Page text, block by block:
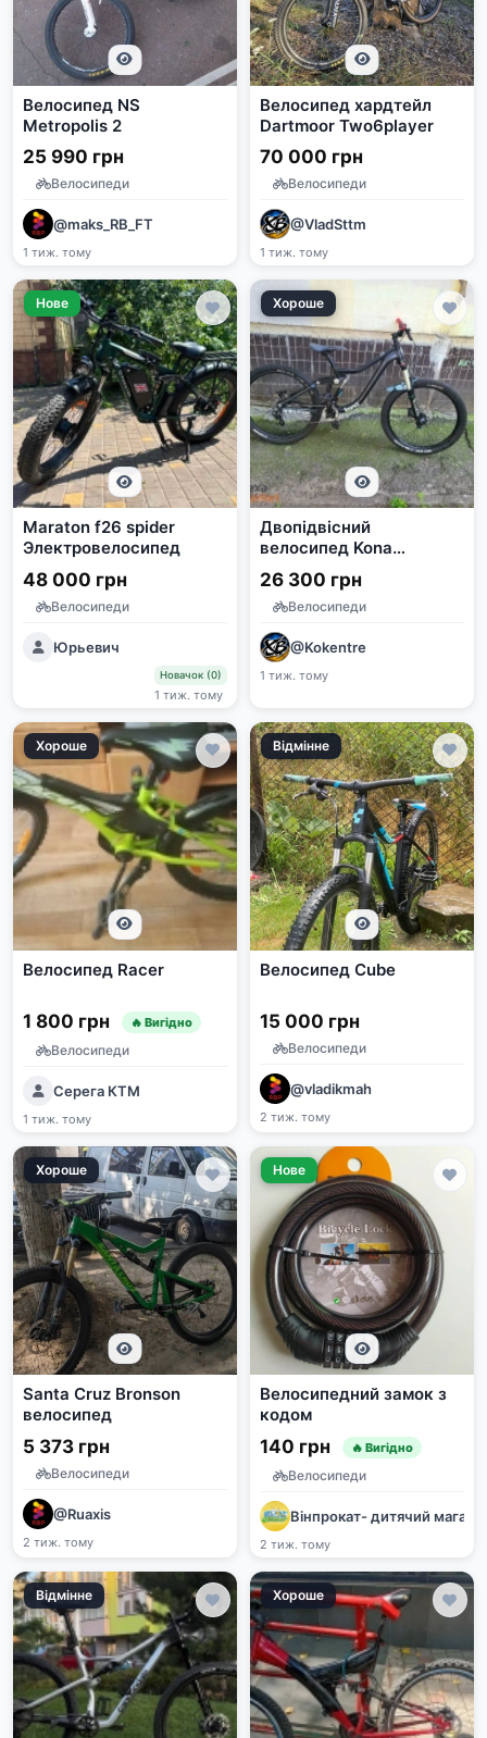
Велосипед NS
Metropolis 2
25 990 грн
Велосипеди
@maks_RB_FT
1 тиж. тому
Велосипед хардтейл
Dartmoor Two6player
70 000 грн
Велосипеди
@VladSttm
1 тиж. тому
Нове
Maraton f26 spider
Электровелосипед
48 000 грн
Велосипеди
Юрьевич
Новачок (0)
1 тиж. тому
Хороше
Двопідвісний
велосипед Kona
Entourage 26 2012
26 300 грн
Велосипеди
@Kokentre
1 тиж. тому
Хороше
Велосипед Racer
1 800 грн 🔥 Вигідно
Велосипеди
Серега КТМ
1 тиж. тому
Відмінне
Велосипед Cube
15 000 грн
Велосипеди
@vladikmah
2 тиж. тому
Хороше
Santa Cruz Bronson
велосипед
5 373 грн
Велосипеди
@Ruaxis
2 тиж. тому
Нове
Велосипедний замок з
кодом
140 грн 🔥 Вигідно
Велосипеди
Вінпрокат- дитячий
2 тиж. тому
Відмінне Хороше